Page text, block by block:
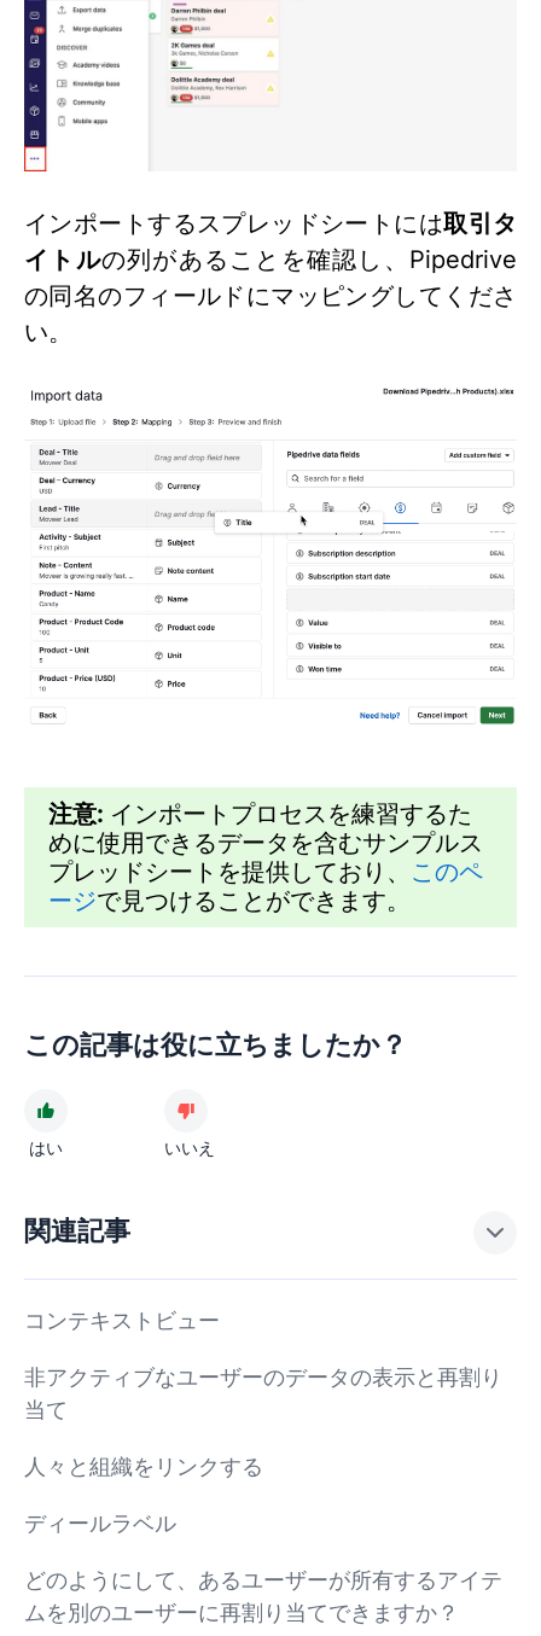
インポートするスプレッドシートには取引タ
イトルの列があることを確認し、Pipedrive
の同名のフィールドにマッピングしてくださ
い。
注意: インポートプロセスを練習するた
めに使用できるデータを含むサンプルス
プレッドシートを提供しており、 このペ
ージで見つけることができます。
この記事は役に立ちましたか？
はい いいえ
関連記事
コンテキストビュー
非アクティブなユーザーのデータの表示と再割り
当て
人々と組織をリンクする
ディールラベル
どのようにして、あるユーザーが所有するアイテ
ムを別のユーザーに再割り当てできますか？